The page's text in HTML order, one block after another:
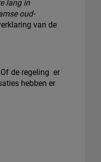
lang in
oud-
van de
de regeling er
hebben er